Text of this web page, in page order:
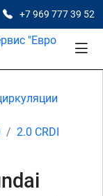
+7 969 777 39 52
2.0 CRDI